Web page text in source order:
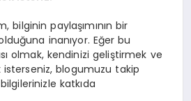
bilginin paylaşımının bir
inanıyor. Eğer bu
olmak, kendinizi geliştirmek ve
blogumuzu takip
katkıda